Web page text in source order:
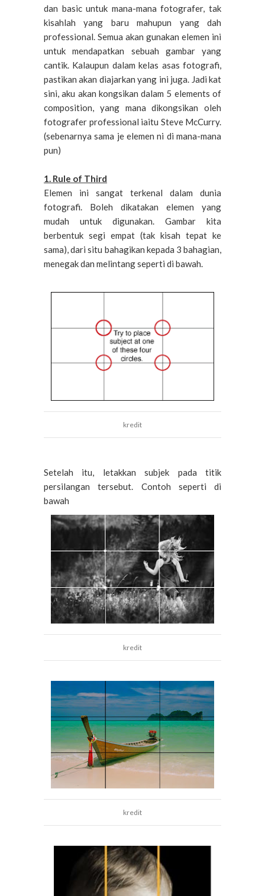
dan basic untuk mana-mana fotografer, tak
kisahlah yang baru mahupun yang dah
professional. Semua akan gunakan elemen ini
untuk mendapatkan sebuah gambar yang
cantik. Kalaupun dalam kelas asas fotografi,
pastikan akan diajarkan yang ini juga. Jadi kat
sini, aku akan kongsikan dalam 5 elements of
composition, yang mana dikongsikan oleh
fotografer professional iaitu Steve McCurry.
(sebenarnya sama je elemen ni di mana-mana
pun)
1. Rule of Third
Elemen ini sangat terkenal dalam dunia
fotografi. Boleh dikatakan elemen yang
mudah untuk digunakan. Gambar kita
berbentuk segi empat (tak kisah tepat ke
sama), dari situ bahagikan kepada 3 bahagian,
menegak dan melintang seperti di bawah.
kredit
Setelah itu, letakkan subjek pada titik
persilangan tersebut. Contoh seperti di
bawah
kredit
kredit